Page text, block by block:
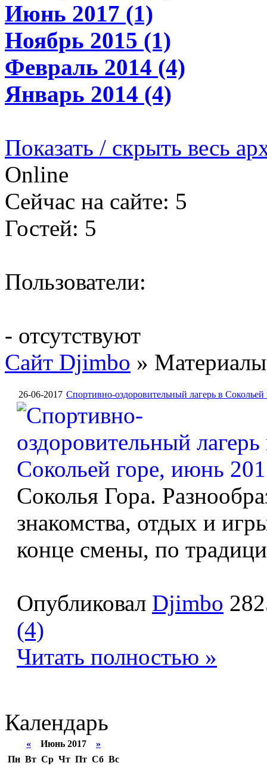
Июнь 2017 (1)
Ноябрь 2015 (1)
Февраль 2014 (4)
Январь 2014 (4)
Показать / скрыть весь
Online
Сейчас на сайте: 5
Гостей: 5
Пользователи:
- отсутствуют
Сайт Djimbo »
26-06-2017 Спортивно-оздоровительный лагерь в
Соколья Гора.
знакомства, отдых и
конце смены, по
Опубликовал Djimbo
(4)
Читать полностью »
Календарь
« Июнь 2017 »
Пн Вт Ср Чт Пт Сб Вс